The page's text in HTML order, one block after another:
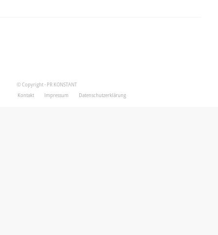
© Copyright - PR KONSTANT
Kontakt
Impressum Datenschutzerklärung